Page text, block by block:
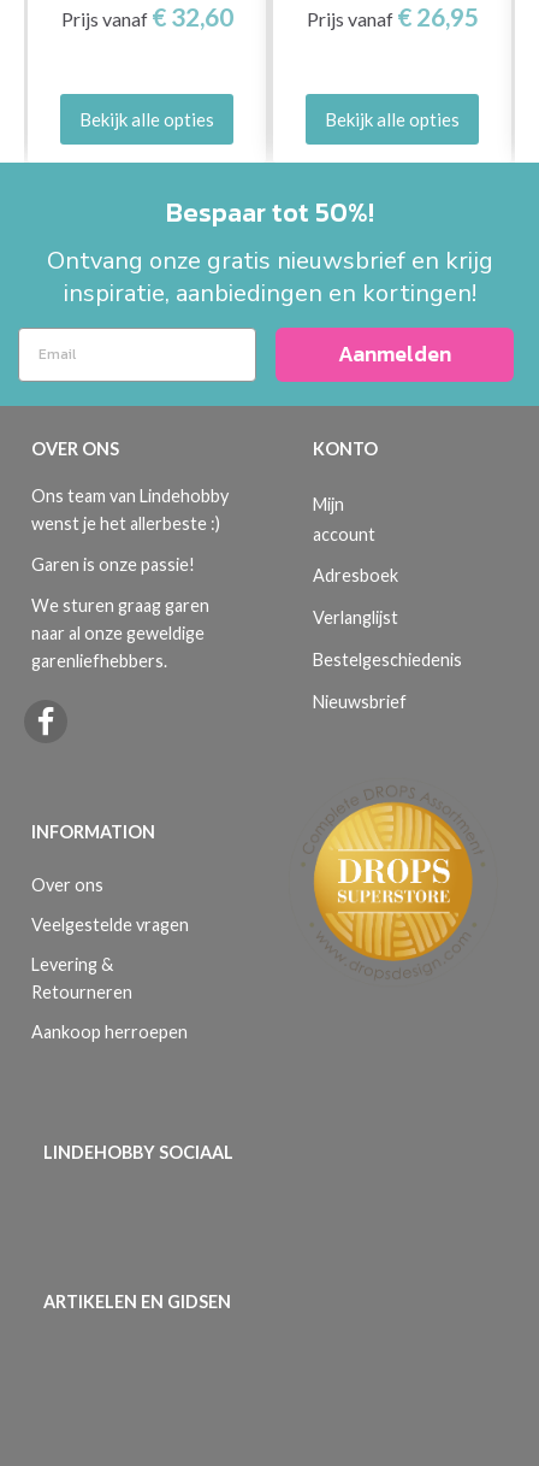
Prijs vanaf € 32,60
Bekijk alle opties
Prijs vanaf € 26,95
Bekijk alle opties
Bespaar tot 50%!
Ontvang onze gratis nieuwsbrief en krijg
inspiratie, aanbiedingen en kortingen!
Aanmelden
OVER ONS
Ons team van Lindehobby
wenst je het allerbeste :)
Garen is onze passie!
We sturen graag garen
naar al onze geweldige
garenliefhebbers.
INFORMATION
Over ons
Veelgestelde vragen
Levering &
Retourneren
Aankoop herroepen
KONTO
Mijn
account
Adresboek
Verlanglijst
Bestelgeschiedenis
Nieuwsbrief
LINDEHOBBY SOCIAAL
ARTIKELEN EN GIDSEN